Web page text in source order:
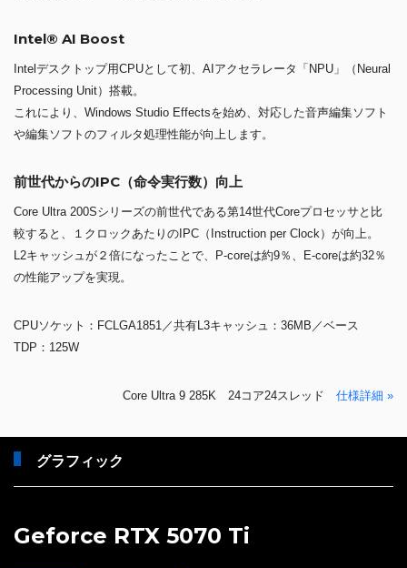
Intel® AI Boost
Intelデスクトップ用CPUとして初、AIアクセラレータ「NPU」（Neural
Processing Unit）搭載。
これにより、Windows Studio Effectsを始め、対応した音声編集ソフト
や編集ソフトのフィルタ処理性能が向上します。
前世代からのIPC（命令実行数）向上
Core Ultra 200Sシリーズの前世代である第14世代Coreプロセッサと比
較すると、１クロックあたりのIPC（Instruction per Clock）が向上。
L2キャッシュが２倍になったことで、P-coreは約9％、E-coreは約32％
の性能アップを実現。
CPUソケット：FCLGA1851／共有L3キャッシュ：36MB／ベース
TDP：125W
Core Ultra 9 285K 24コア24スレッド 仕様詳細 »
グラフィック
Geforce RTX 5070 Ti